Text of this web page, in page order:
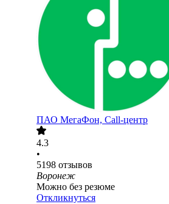
ПАО МегаФон, Call-центр
4.3
•
5198 отзывов
Воронеж
Можно без резюме
Откликнуться